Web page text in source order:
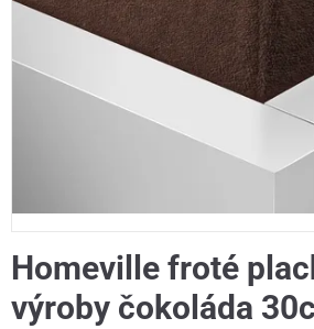
Homeville froté
výroby čokoláda